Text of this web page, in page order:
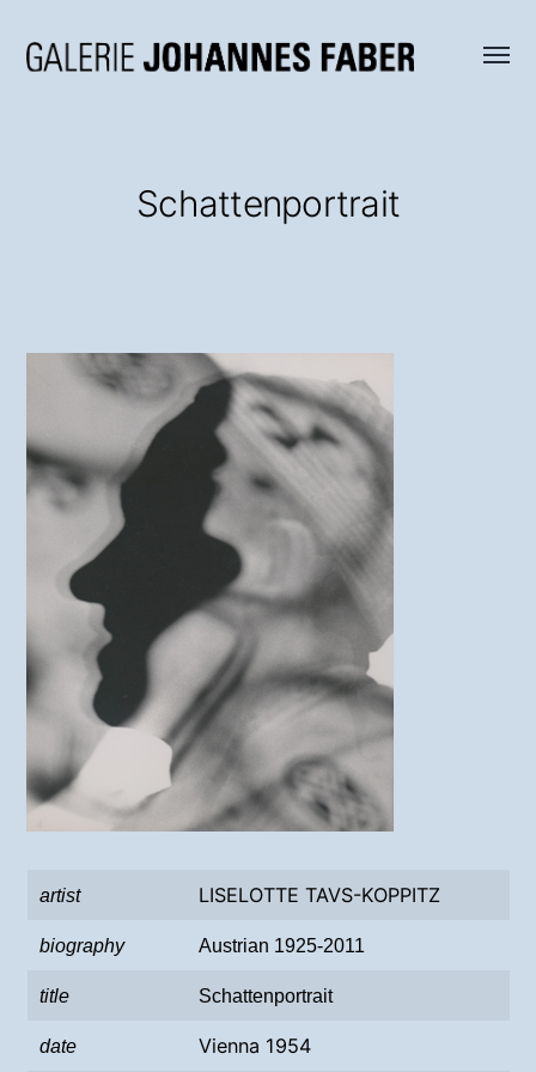
Menü
Schattenportrait
artist LISELOTTE TAVS-KOPPITZ
biography Austrian 1925-2011
title Schattenportrait
date Vienna 1954